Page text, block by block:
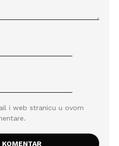
i web stranicu u ovom